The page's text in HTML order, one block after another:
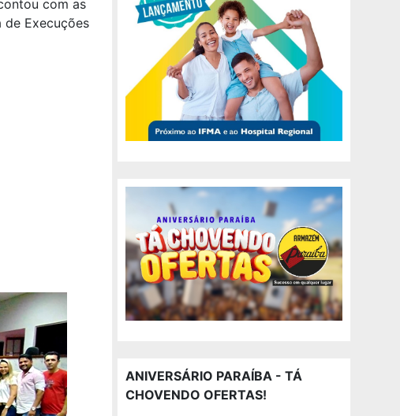
com as
de Execuções
ANIVERSÁRIO PARAÍBA - TÁ
CHOVENDO OFERTAS!